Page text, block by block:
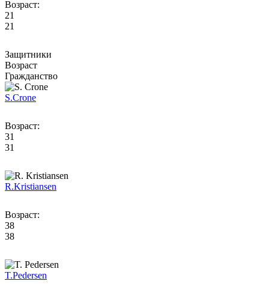
Возраст:
21
21
Защитники
Возраст
Гражданство
S.Crone
Возраст:
31
31
R.Kristiansen
Возраст:
38
38
T.Pedersen